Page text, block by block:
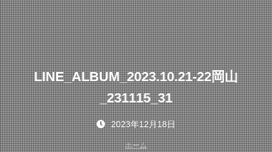
LINE_ALBUM_2023.10.21-22岡山
_231115_31
2023年12月18日
ホーム